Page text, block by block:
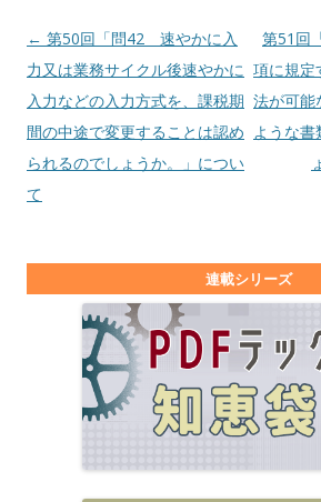
投稿ナビゲーション
← 第50回「問42 速やかに入
力又は業務サイクル後速やかに
入力などの入力方式を、課税期
間の中途で変更することは認め
られるのでしょうか。」につい
て
第51回
項に規定
法が可能
ような
連載シリーズ